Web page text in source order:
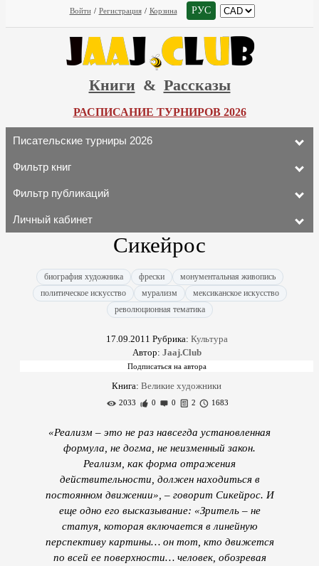
Войти / Регистрация / Корзина РУС
Книги & Рассказы
РАСПИСАНИЕ ТУРНИРОВ 2026
Писательские турниры 2026
Фильтр книг
Фильтр публикаций
Личный кабинет
Сикейрос
биография художника фрески
монументальная живопись
политическое искусство
мурализм
мексиканское искусство
революционная тематика
17.09.2011 Рубрика: Культура
Автор: Jaaj.Club
Книга: Великие художники
2033 0 0 2 1683
«Реализм – это не раз навсегда установленная
формула, не догма, не неизменный закон.
Реализм, как форма отражения
действительности, должен находиться в
постоянном движении», – говорит Сикейрос. И
еще одно его высказывание: «Зритель – не
статуя, которая включается в линейную
перспективу картины… он тот, кто движется
по всей ее поверхности… человек, обозревая